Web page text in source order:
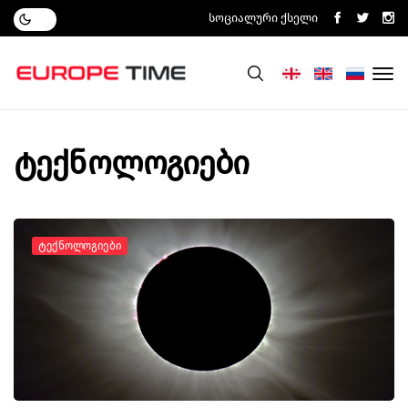
Სოციალური Ქსელი
ტექნოლოგიები
Ტექნოლოგიები